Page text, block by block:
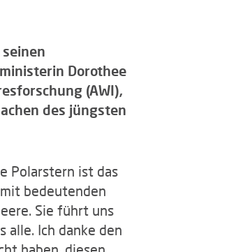
Dorothee
(AWI),
des jüngsten
Polarstern ist das
bedeutenden
Sie führt uns
alle. Ich danke den